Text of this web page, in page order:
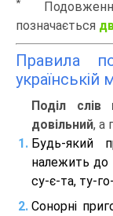
*
позначається
Правила
українській
Поділ слів
довільний, а
Будь-який
належить до
су-є-та, ту-
Сонорні